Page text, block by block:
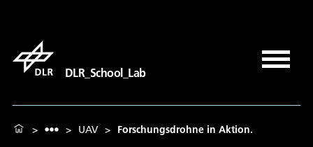
DLR_School_Lab
> > UAV > Forschungsdrohne in Aktion.